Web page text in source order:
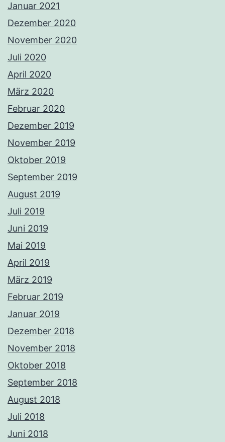
Januar 2021
Dezember 2020
November 2020
Juli 2020
April 2020
März 2020
Februar 2020
Dezember 2019
November 2019
Oktober 2019
September 2019
August 2019
Juli 2019
Juni 2019
Mai 2019
April 2019
März 2019
Februar 2019
Januar 2019
Dezember 2018
November 2018
Oktober 2018
September 2018
August 2018
Juli 2018
Juni 2018